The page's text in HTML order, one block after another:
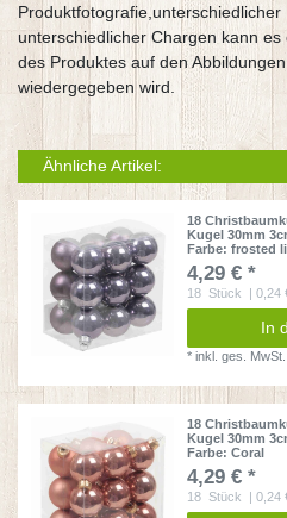
unterschiedlicher Chargen kann
des Produktes auf den
wiedergegeben wird.
Ähnliche Artikel:
18
Kugel 30mm
Farbe: frosted
4,29 € *
18 Stück | 0,24
In
*inkl. ges. MwSt.
18
Kugel 30mm
Farbe: Coral
4,29 € *
18 Stück | 0,24